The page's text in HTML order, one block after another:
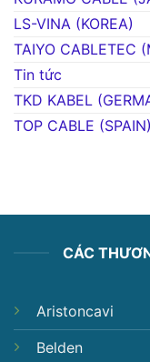
LS-VINA (KOREA)
TAIYO CABLETEC
Tin tức
TKD KABEL
TOP CABLE (SPAIN)
CÁC
Aristoncavi
Belden